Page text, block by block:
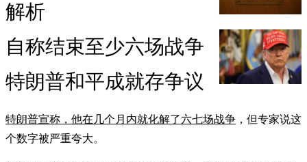
解析
自称结束至少六场战争
特朗普和平成就存争议
特朗普宣称，他在几个月内就化解了六七场战争 ，但专家说这
个数字被严重夸大。